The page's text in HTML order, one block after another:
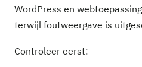
WordPress en
terwijl foutweergave is
Controleer eerst: